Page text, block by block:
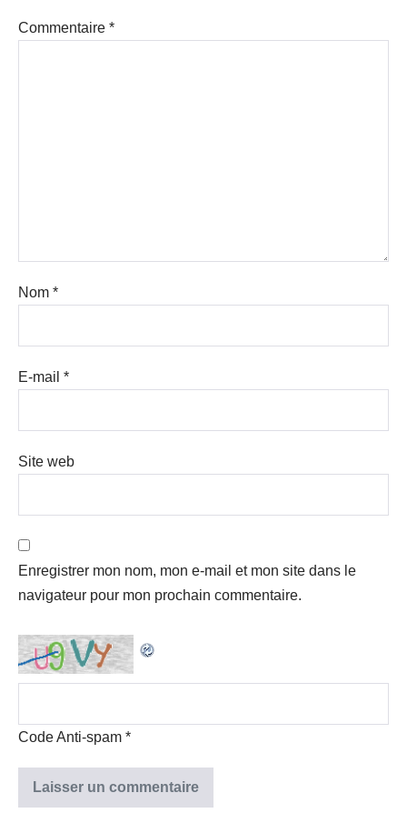
Commentaire *
Nom *
E-mail *
Site web
Enregistrer mon nom, mon e-mail et mon site dans le
navigateur pour mon prochain commentaire.
Code Anti-spam *